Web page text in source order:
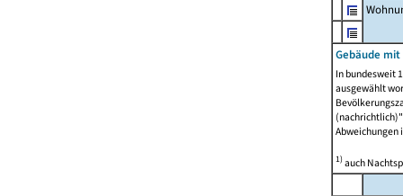
Gebäude
In bundesweit
ausgewählt
Abweichungen
1)auch